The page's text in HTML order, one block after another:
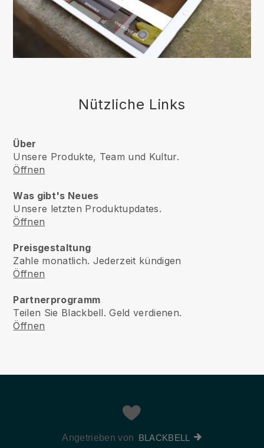
Nützliche Links
Über
Unsere Produkte, Team und Kultur.
Öffnen
Was gibt's Neues
Unsere letzten Produktupdates.
Öffnen
Preisgestaltung
Zahle monatlich. Jederzeit kündigen
Öffnen
Partnerprogramm
Teilen Sie Blackbell. Geld verdienen.
Öffnen
Angetrieben von BLACKBELL